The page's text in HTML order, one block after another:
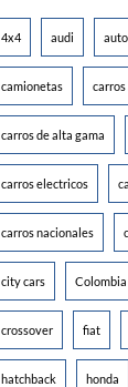
4x4 audi
camionetas
carros de alta gama
carros electricos
carros nacionales
city cars Colombia
crossover fiat
hatchback honda